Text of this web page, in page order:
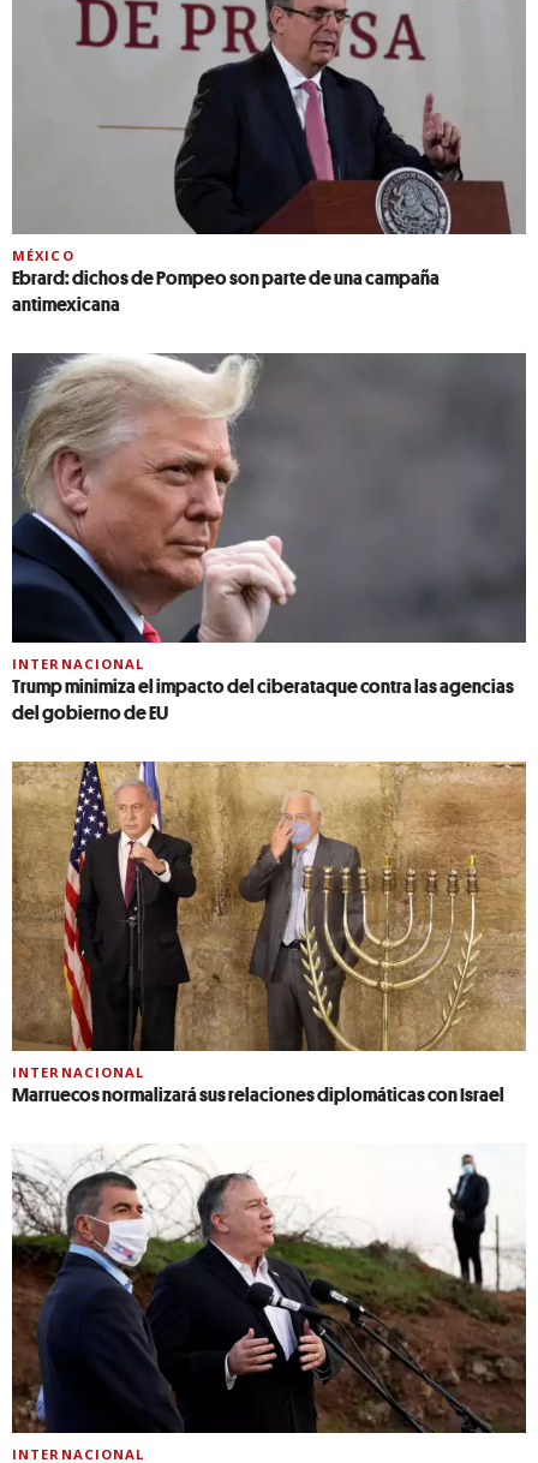
MÉXICO
Ebrard: dichos de Pompeo son parte de una campaña
antimexicana
INTERNACIONAL
Trump minimiza el impacto del ciberataque contra las agencias
del gobierno de EU
INTERNACIONAL
Marruecos normalizará sus relaciones diplomáticas con Israel
INTERNACIONAL